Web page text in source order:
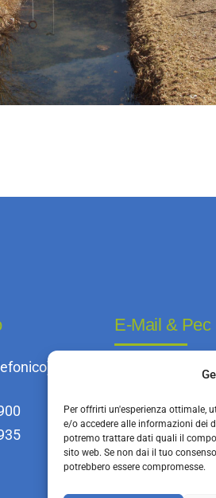
Per offrirti un'esperienza ottimale,
e/o accedere alle informazioni dei
potremo trattare dati quali il
sito web. Se non dai il tuo
potrebbero essere compromesse.
E-Mail & Pec